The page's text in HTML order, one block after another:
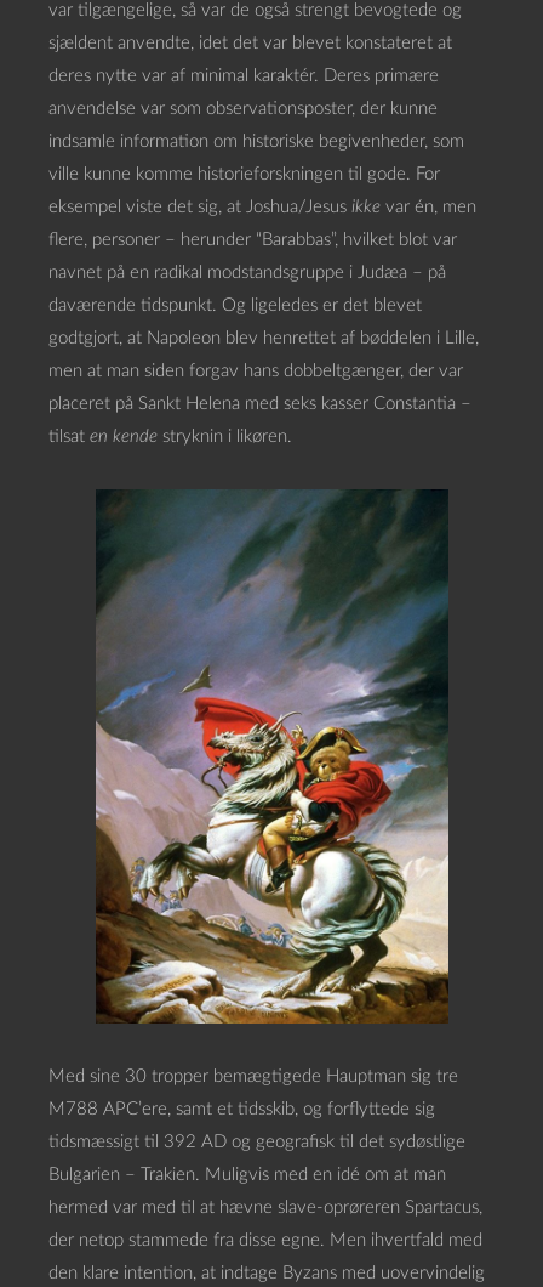
var tilgængelige, så var de også strengt bevogtede og
sjældent anvendte, idet det var blevet konstateret at
deres nytte var af minimal karaktér. Deres primære
anvendelse var som observationsposter, der kunne
indsamle information om historiske begivenheder, som
ville kunne komme historieforskningen til gode. For
eksempel viste det sig, at Joshua/Jesus ikke var én, men
flere, personer – herunder “Barabbas”, hvilket blot var
navnet på en radikal modstandsgruppe i Judæa – på
daværende tidspunkt. Og ligeledes er det blevet
godtgjort, at Napoleon blev henrettet af bøddelen i Lille,
men at man siden forgav hans dobbeltgænger, der var
placeret på Sankt Helena med seks kasser Constantia –
tilsat en kende stryknin i likøren.
Med sine 30 tropper bemægtigede Hauptman sig tre
M788 APC’ere, samt et tidsskib, og forflyttede sig
tidsmæssigt til 392 AD og geografisk til det sydøstlige
Bulgarien – Trakien. Muligvis med en idé om at man
hermed var med til at hævne slave-oprøreren Spartacus,
der netop stammede fra disse egne. Men ihvertfald med
den klare intention, at indtage Byzans med uovervindelig